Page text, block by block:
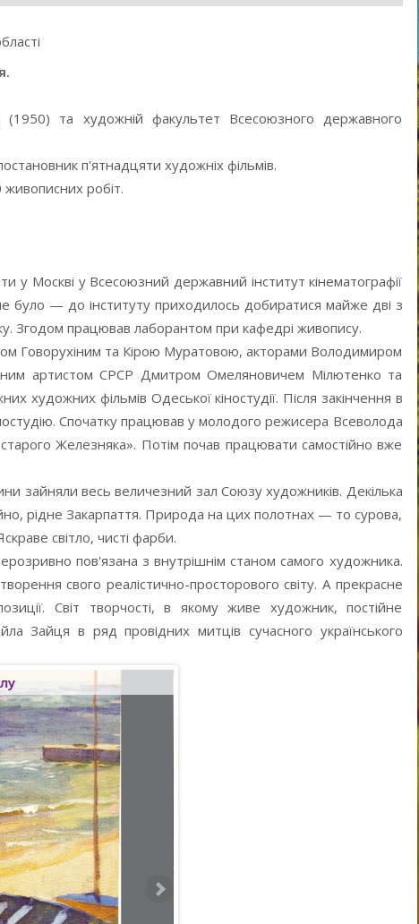
та художній факультет Всесоюзного державного
п'ятнадцяти художніх фільмів.
робіт.
у Москві у Всесоюзний державний інститут кінематографії
було — до інституту приходилось добиратися майже дві з
Згодом працював лаборантом при кафедрі живопису.
Говорухіним та Кірою Муратовою, акторами Володимиром
артистом СРСР Дмитром Омеляновичем Мілютенко та
фільмів Одеської кіностудії. Після закінчення в
Спочатку працював у молодого режисера Всеволода
Железняка». Потім почав працювати самостійно вже
зайняли весь величезний зал Союзу художників. Декілька
рідне Закарпаття. Природа на цих полотнах — то сурова,
світло, чисті фарби.
пов'язана з внутрішнім станом самого художника.
свого реалістично-просторового світу. А прекрасне
Світ творчості, в якому живе художник, постійне
Зайця в ряд провідних митців сучасного українського